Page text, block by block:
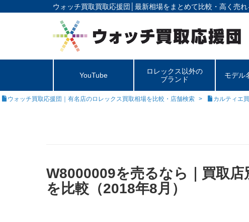
ウォッチ買取買取応援団│ 最新相場をまとめて比較・高く売
YouTube
ロレックス以外の
ブランド
モデル
ウォッチ買取応援団｜有名店のロレックス買取相場を比較・店舗検索 カルティエ
W8000009を売るなら｜買取
を比較（2018年8月）